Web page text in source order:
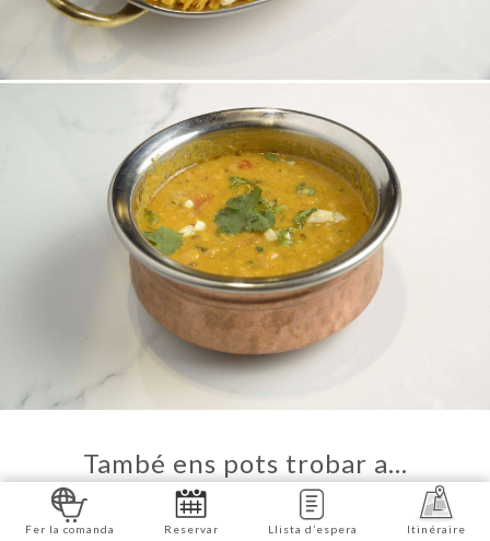
També ens pots trobar a…
Fer la comanda Reservar Llista d’espera Itinéraire